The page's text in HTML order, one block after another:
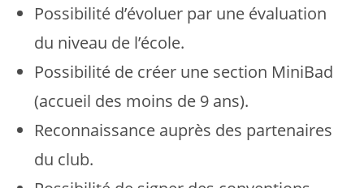
Possibilité d’évoluer par une évaluation
du niveau de l’école.
Possibilité de créer une section MiniBad
(accueil des moins de 9 ans).
Reconnaissance auprès des partenaires
du club.